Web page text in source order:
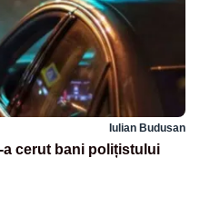
Iulian Budusan
cerut bani polițistului